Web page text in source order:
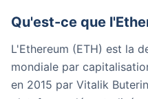
Qu'est-ce que
L'Ethereum (ETH) est la
mondiale par
en 2015 par Vitalik